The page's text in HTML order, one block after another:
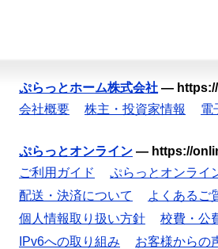
ぷらっとホーム株式会社 —
会社概要
株主・投資家情報 電
ぷらっとオンライン — https://
ご利用ガイド
ぷらっとオンライ
配送・決済について
よくあるご
個人情報取り扱い方針
校費・公
IPv6への取り組み
お客様からの